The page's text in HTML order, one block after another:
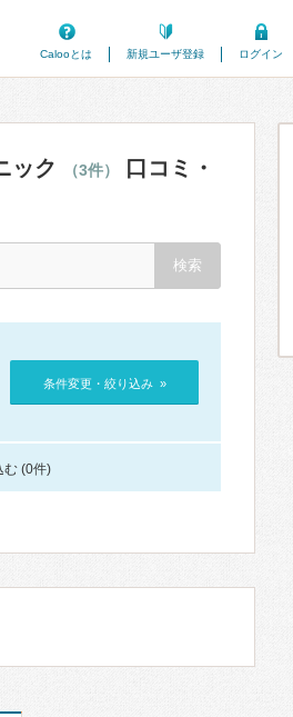
Calooとは
新規ユーザ登録 ログイン
ック （3件）
口コミ・
条件変更・絞り込み »
む (0件)